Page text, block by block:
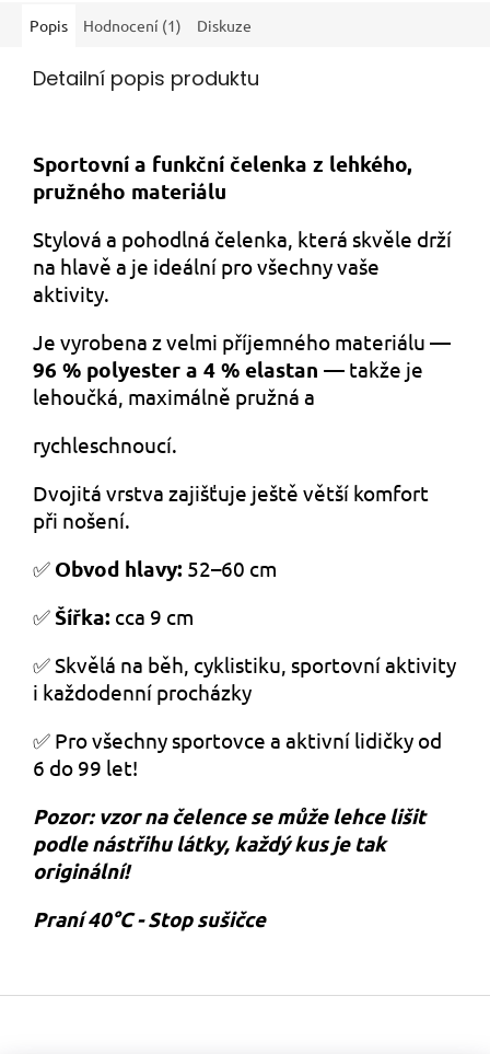
Popis Hodnocení (1) Diskuze
Detailní popis produktu
Sportovní a funkční čelenka z lehkého,
pružného materiálu
Stylová a pohodlná čelenka, která skvěle drží
na hlavě a je ideální pro všechny vaše
aktivity.
Je vyrobena z velmi příjemného materiálu —
96 % polyester a 4 % elastan — takže je
lehoučká, maximálně pružná a
rychleschnoucí.
Dvojitá vrstva zajišťuje ještě větší komfort
při nošení.
✅ Obvod hlavy: 52–60 cm
✅Šířka: cca 9 cm
✅ Skvělá na běh, cyklistiku, sportovní aktivity
i každodenní procházky
✅ Pro všechny sportovce a aktivní lidičky od
6 do 99 let!
Pozor: vzor na čelence se může lehce lišit
podle nástřihu látky, každý kus je tak
originální!
Praní 40°C - Stop sušičce
Z